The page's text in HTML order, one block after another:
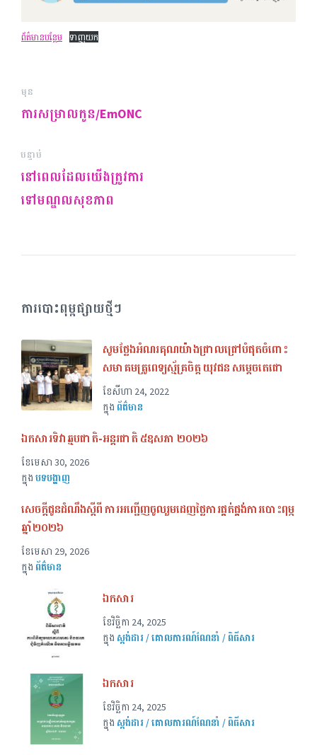
ព័ត៌មាន​បន្ថែម ទាញយក
មុន
ការសម្រាលកូន/EmONC
បន្ទាប់
នៅពេលដែលយើងត្រូវការ
ទៅមណ្ឌលសុខភាព
ការបោះពុម្ពផ្សាយថ្មីៗ
សូមថ្លែងអំណរគុណយ៉ាងជ្រាលជ្រៅបំផុតចំពោះ
សមាគមគ្រូពេទ្យស្ម័គ្រចិត្ត យុវជន សម្តេចតេជោ
ខែ​សីហា 24, 2022
ក្នុង ព័ត៌មាន
ឯកសារទិវាឆ្មបជាតិ-អន្តរជាតិ ៥ឧសភា ២០២៦
ខែ​មេសា 30, 2026
ក្នុង បទបង្ហាញ
សេចក្ដីជូនដំណឹងស្ដីពី ការអញ្ជើញចូលរួមដេញថ្លៃការផ្គត់ផ្គង់ការបោះពុម្ភ
ឆ្នាំ២០២៦
ខែ​មេសា 29, 2026
ក្នុង ព័ត៌មាន
ឯកសារ
ខែ​វិច្ឆិកា 24, 2025
ក្នុង ស្តង់ដារ / គោលការណ៍ណែនាំ / ពិធីសារ
ឯកសារ
ខែ​វិច្ឆិកា 24, 2025
ក្នុង ស្តង់ដារ / គោលការណ៍ណែនាំ / ពិធីសារ